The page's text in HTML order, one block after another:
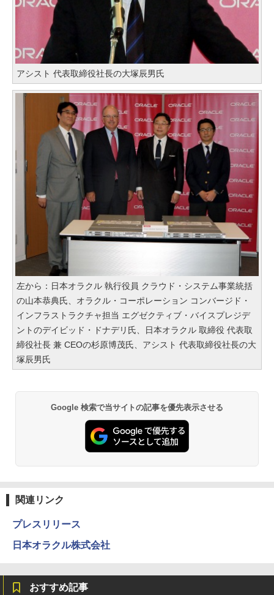
アシスト 代表取締役社長の大塚辰男氏
左から：日本オラクル 執行役員 クラウド・システム事業統括
の山本恭典氏、オラクル・コーポレーション コンバージド・
インフラストラクチャ担当 エグゼクティブ・バイスプレジデ
ントのデイビッド・ドナデリ氏、日本オラクル 取締役 代表取
締役社長 兼 CEOの杉原博茂氏、アシスト 代表取締役社長の大
塚辰男氏
Google 検索で当サイトの記事を優先表示させる
関連リンク
プレスリリース
日本オラクル株式会社
おすすめ記事